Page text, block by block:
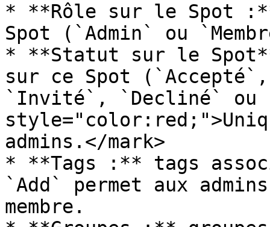
* **Rôle sur le Spot
Spot (`Admin` ou
* **Statut sur le
sur ce Spot
`Invité`, `Decliné` ou
admins.</mark>
* **Tags :** tags
`Add` permet aux
membre.